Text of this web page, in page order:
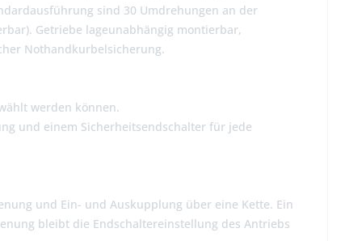
sind 30 Umdrehungen an der
Getriebe lageunabhängig montierbar,
Nothandkurbelsicherung.
werden können.
und einem Sicherheitsendschalter für jede
und Ein- und Auskupplung über eine Kette. Ein
bleibt die Endschaltereinstellung des Antriebs